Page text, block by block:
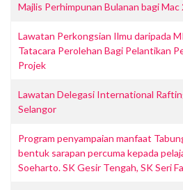
Majlis Perhimpunan Bulanan bagi Mac
Lawatan Perkongsian Ilmu daripada
Tatacara Perolehan Bagi Pelantikan
Projek
Lawatan Delegasi International
Selangor
Program penyampaian manfaat
bentuk sarapan percuma kepada
Soeharto. SK Gesir Tengah, SK Seri